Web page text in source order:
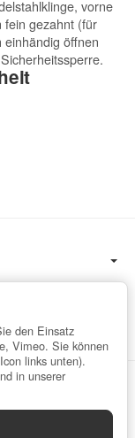
vorne
fein gezahnt (für
öffnen
den Einsatz
Vimeo. Sie können
links unten).
in unserer